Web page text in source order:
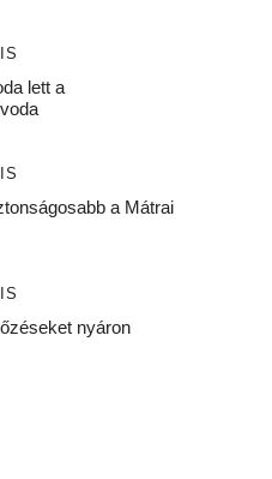
lett a
a Mátrai
nyáron